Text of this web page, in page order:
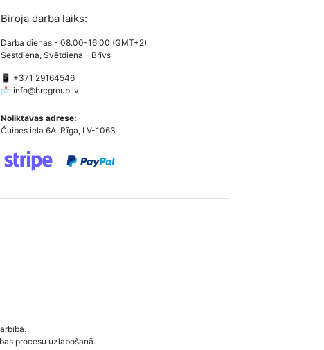
Biroja darba laiks:
Darba dienas - 08.00-16.00 (GMT+2)
Sestdiena, Svētdiena - Brīvs
📱 +371 29164546
📩 info@hrcgroup.lv
Noliktavas adrese:
Čuibes iela 6A, Rīga, LV-1063
procesu uzlabošanā.